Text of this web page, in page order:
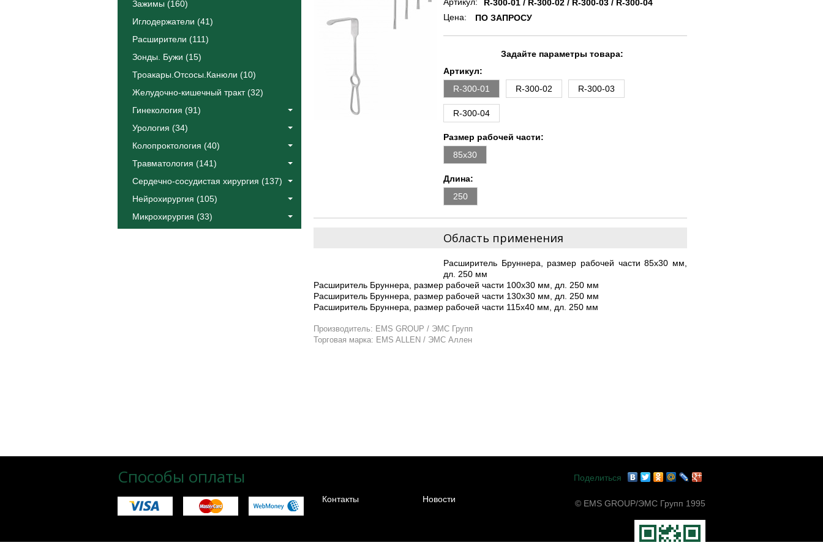
Зажимы (160)
Иглодержатели (41)
Расширители (111)
Зонды. Бужи (15)
Троакары.Отсосы.Канюли (10)
Желудочно-кишечный тракт (32)
Гинекология (91)
Урология (34)
Колопроктология (40)
Травматология (141)
Сердечно-сосудистая хирургия (137)
Нейрохирургия (105)
Микрохирургия (33)
Артикул:
R-300-01 / R-300-02 / R-300-03 / R-300-04
Цена:
ПО ЗАПРОСУ
Задайте параметры товара:
Артикул:
R-300-01
R-300-02 R-300-03
R-300-04
Размер рабочей части:
85х30
Длина:
250
Область применения
Расширитель Бруннера, размер рабочей части 85х30 мм,
дл. 250 мм
Расширитель Бруннера, размер рабочей части 100х30 мм, дл. 250 мм
Расширитель Бруннера, размер рабочей части 130х30 мм, дл. 250 мм
Расширитель Бруннера, размер рабочей части 115х40 мм, дл. 250 мм
Производитель: EMS GROUP / ЭМС Групп
Торговая марка: EMS ALLEN / ЭМС Аллен
Способы оплаты
Контакты Новости
Поделиться
© EMS GROUP/ЭМС Групп 1995